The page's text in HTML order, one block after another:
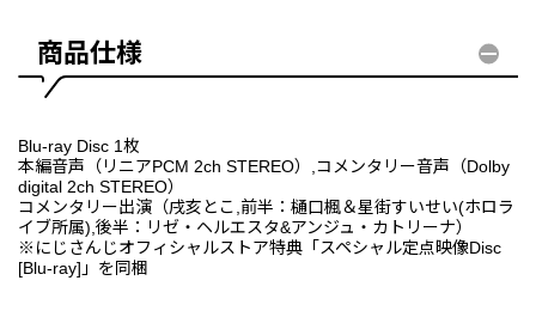
商品仕様
Blu-ray Disc 1枚
本編音声（リニアPCM 2ch STEREO）,コメンタリー音声（Dolby
digital 2ch STEREO）
コメンタリー出演（戌亥とこ,前半：樋口楓＆星街すいせい(ホロラ
イブ所属),後半：リゼ・ヘルエスタ&アンジュ・カトリーナ）
※にじさんじオフィシャルストア特典「スペシャル定点映像Disc
[Blu-ray]」を同梱